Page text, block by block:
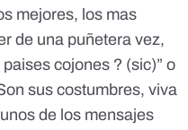
mejores, los mas
de una puñetera vez,
cojones ? (sic)” o
sus costumbres, viva
de los mensajes